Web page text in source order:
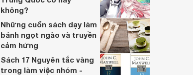
không?
Những cuốn sách dạy làm
bánh ngọt ngào và truyền
cảm hứng
Sách 17 Nguyên tắc vàng
trong làm việc nhóm -